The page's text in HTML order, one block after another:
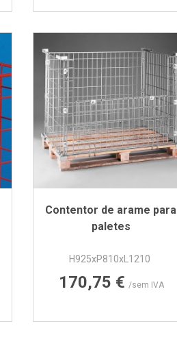
Contentor de arame para
paletes
H925xP810xL1210
Preço
170,75 € /sem IVA